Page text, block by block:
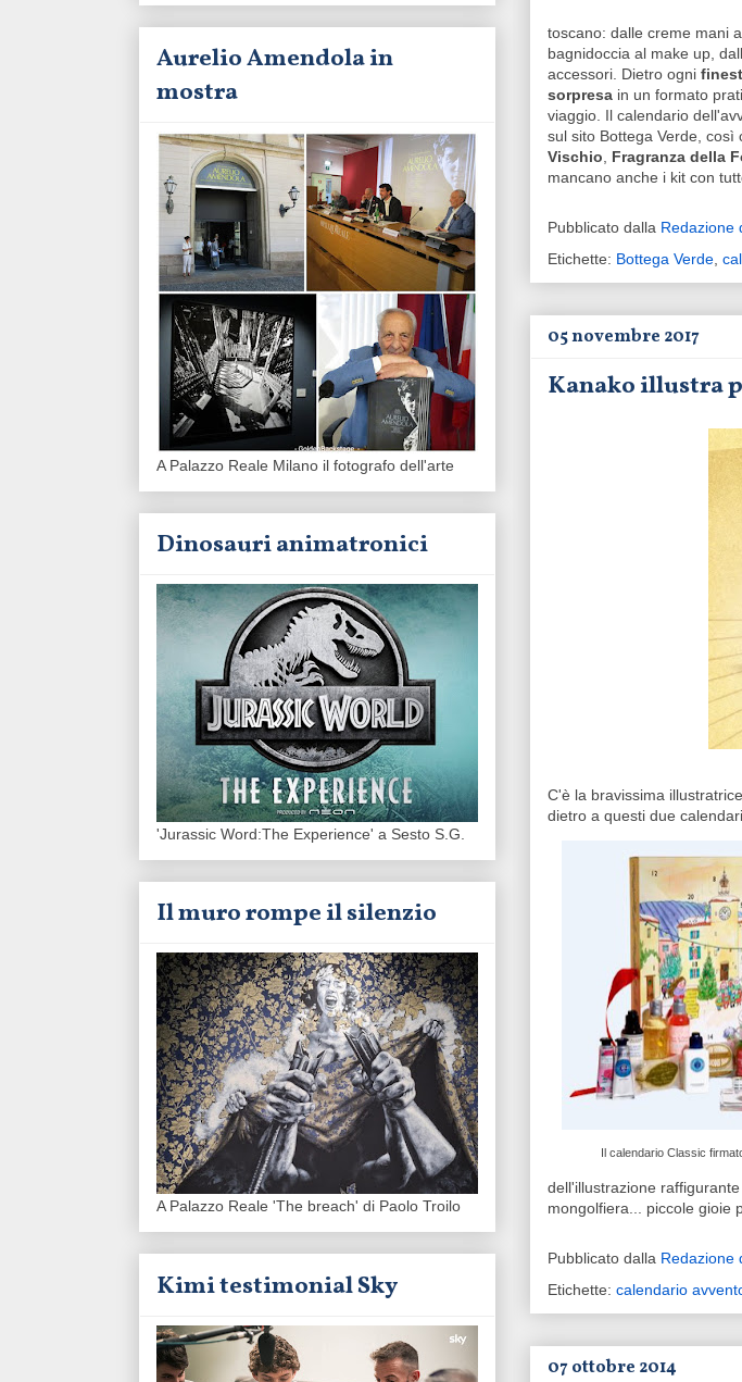
toscano: dalle creme mani
bagnidoccia al make up,
accessori. Dietro ogni
sorpresa in un formato
viaggio. Il calendario
sul sito Bottega Verde, così
Vischio, Fragranza della
mancano anche i kit con
Pubblicato dalla Redazione
Etichette: Bottega Verde,
05 novembre 2017
Kanako illustra
C'è la bravissima
dietro a questi due
Il calendario Classic
dell'illustrazione
mongolfiera... piccole gioie
Pubblicato dalla Redazione
Etichette: calendario
07 ottobre 2014
Aurelio Amendola in
mostra
A Palazzo Reale Milano il fotografo dell'arte
Dinosauri animatronici
'Jurassic Word:The Experience' a Sesto S.G.
Il muro rompe il silenzio
A Palazzo Reale 'The breach' di Paolo Troilo
Kimi testimonial Sky